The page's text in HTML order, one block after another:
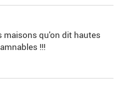
maisons qu'on dit hautes
!!!